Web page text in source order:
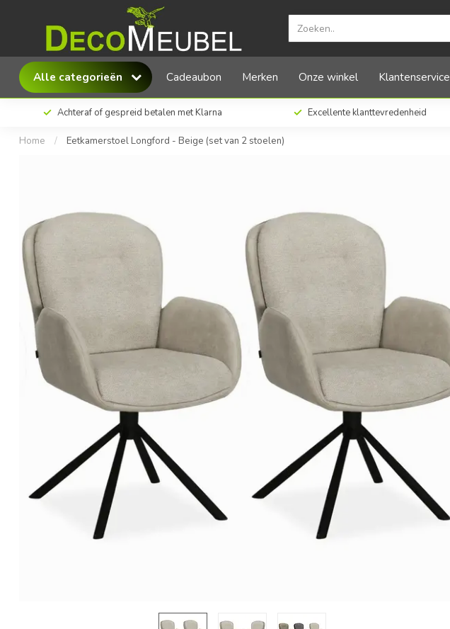
Alle categorieën Cadeaubon Merken Onze winkel Klantenservice
Achteraf of gespreid betalen met Klarna Excellente klanttevredenheid
Home / Eetkamerstoel Longford - Beige (set van 2 stoelen)
MX Sofa Eetkamerstoel Longford - Beige (set van 2 stoelen)